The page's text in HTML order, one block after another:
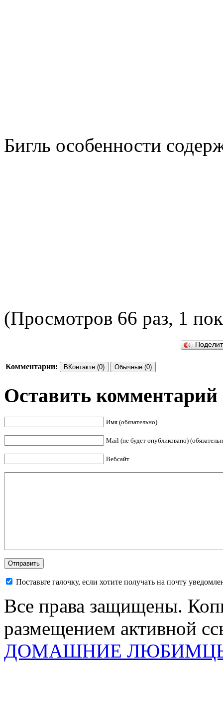
Бигль особенности
(Просмотров 66 раз, 1
Комментарии: ВКонтакте (0) Обычные (0)
Оставить комментарий
Имя (обязательно)
Mail (не будет опубликовано)
Вебсайт
Поставьте галочку, если хотите получать на почту
Все права защищены.
размещением активной
ДОМАШНИЕ